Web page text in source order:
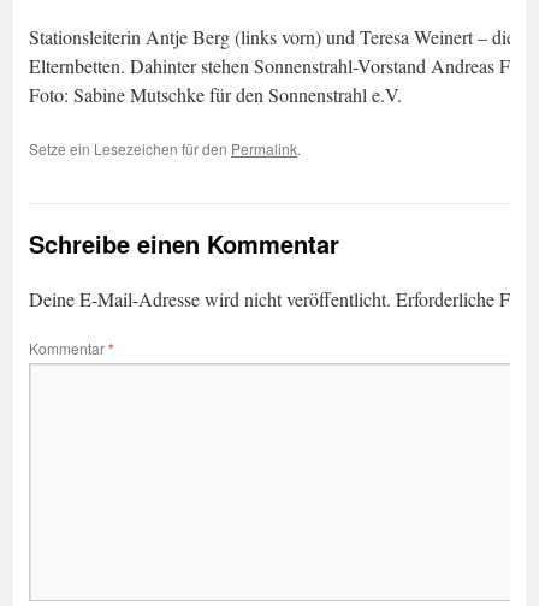
Stationsleiterin Antje Berg (links vorn) und Teresa Weinert – die
Elternbetten. Dahinter stehen Sonnenstrahl-Vorstand Andreas
Foto: Sabine Mutschke für den Sonnenstrahl e.V.
Setze ein Lesezeichen für den Permalink.
Schreibe einen Kommentar
Deine E-Mail-Adresse wird nicht veröffentlicht. Erforderliche
Kommentar*